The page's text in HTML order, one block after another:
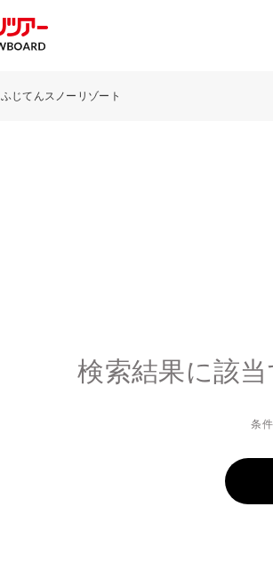
ふじてんスノーリゾート
検索結果に該
条